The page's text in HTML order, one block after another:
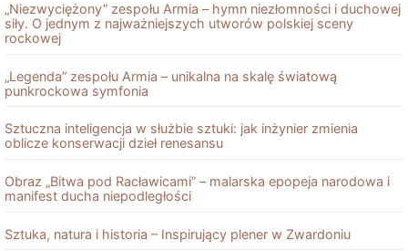
„Niezwyciężony” zespołu Armia – hymn niezłomności i duchowej
siły. O jednym z najważniejszych utworów polskiej sceny
rockowej
„Legenda” zespołu Armia – unikalna na skalę światową
punkrockowa symfonia
Sztuczna inteligencja w służbie sztuki: jak inżynier zmienia
oblicze konserwacji dzieł renesansu
Obraz „Bitwa pod Racławicami” – malarska epopeja narodowa i
manifest ducha niepodległości
Sztuka, natura i historia – Inspirujący plener w Zwardoniu